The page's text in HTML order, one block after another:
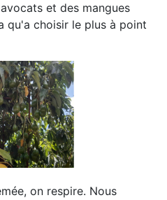
et des mangues
qu'a choisir le plus à point
on respire. Nous